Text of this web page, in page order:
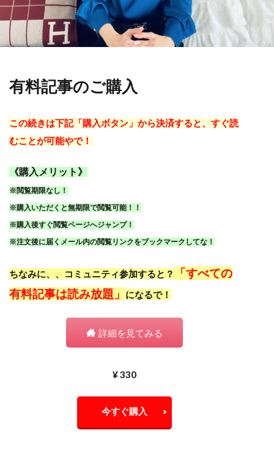
有料記事のご購入
この続きは下記「購入ボタン」から決済すると、すぐ読
むことが可能やで！
《購入メリット》
※閲覧期限なし！
※購入いただくと無期限で閲覧可能！！
※購入後すぐ閲覧ページへジャンプ！
※注文後に届くメール内の閲覧リンクをブックマークしてな！
ちなみに、、コミュニティ参加すると？
「すべての
有料記事は読み放題」
になるで！
詳細を見てみる
¥ 330
今すぐ購入